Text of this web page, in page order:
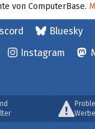
von ComputerBase.
Bluesky
Instagram